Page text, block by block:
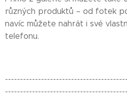
různých produktů – od fotek
navíc můžete nahrát i své
telefonu.